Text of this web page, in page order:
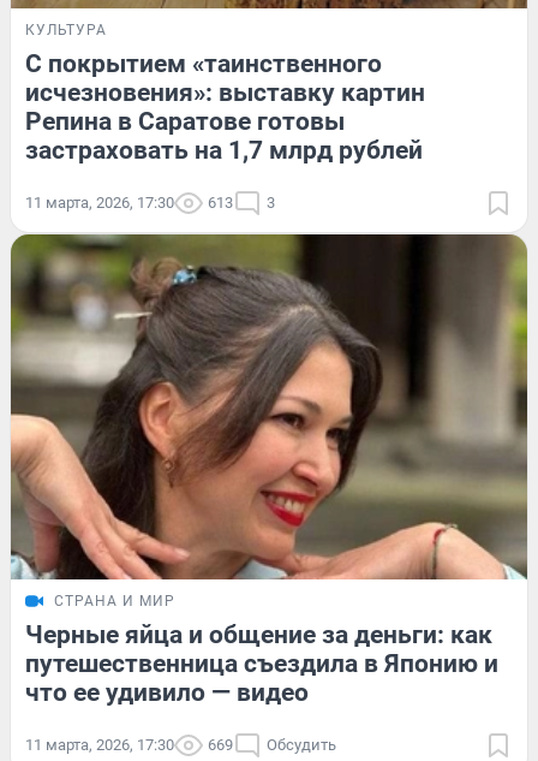
КУЛЬТУРА
С покрытием «таинственного
исчезновения»: выставку картин
Репина в Саратове готовы
застраховать на 1,7 млрд рублей
11 марта, 2026, 17:30 613 3
СТРАНА И МИР
Черные яйца и общение за деньги: как
путешественница съездила в Японию и
что ее удивило — видео
11 марта, 2026, 17:30 669 Обсудить